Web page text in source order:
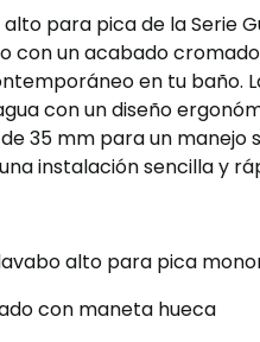
para pica de la Serie
con un acabado
en tu baño.
con un diseño
35 mm para un manejo
instalación sencilla y
alto para pica
con maneta hueca